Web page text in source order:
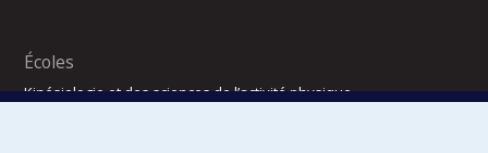
Écoles
Kinésiologie et des sciences de l’activité physique